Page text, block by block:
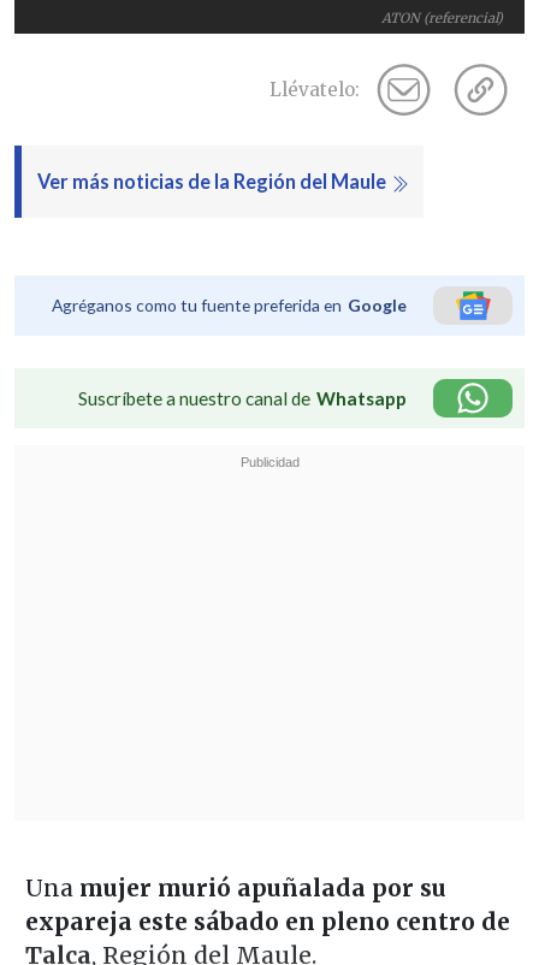
ATON (referencial)
Llévatelo:
Ver más noticias de la Región del Maule
Agréganos como tu fuente preferida en Google
Suscríbete a nuestro canal de Whatsapp
Una mujer murió apuñalada por su
expareja este sábado en pleno centro de
Talca, Región del Maule.